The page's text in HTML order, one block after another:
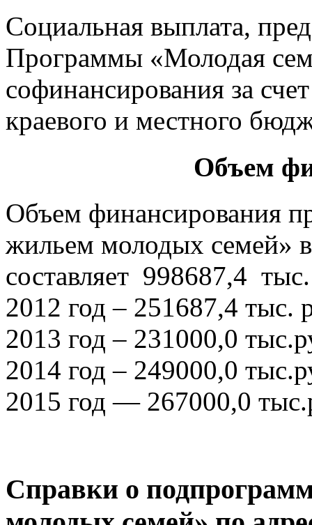
Социальная выплата,
Программы «Молодая
софинансирования за
краевого и местного
Объем
Объем финансирования
жильем молодых семей»
составляет 998687,4
2012 год – 251687,4 тыс.
2013 год – 231000,0
2014 год – 249000,0
2015 год — 267000,0
Справки о